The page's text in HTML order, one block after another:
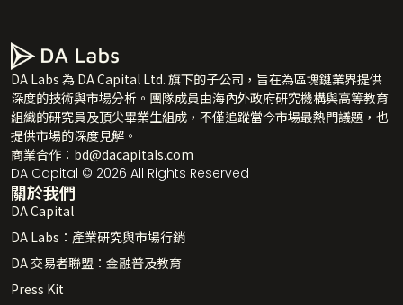
DA Labs 為 DA Capital Ltd. 旗下的子公司，旨在為區塊鏈業界提供
深度的技術與市場分析。團隊成員由海內外政府研究機構與高等教育
組織的研究員及頂尖畢業生組成，不僅追蹤當今市場最熱門議題，也
提供市場的深度見解。
商業合作： bd@dacapitals.com
DA Capital © 2026 All Rights Reserved
關於我們
DA Capital
DA Labs：產業研究與市場行銷
DA 交易者聯盟：金融普及教育
Press Kit